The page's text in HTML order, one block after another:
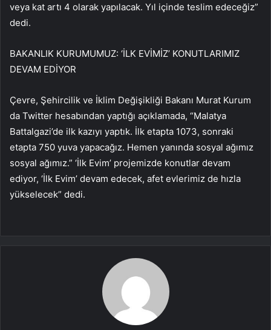
veya kat artı 4 olarak yapılacak. Yıl içinde teslim edeceğiz”
dedi.
BAKANLIK KURUMUMUZ: ‘İLK EVİMİZ’ KONUTLARIMIZ
DEVAM EDİYOR
Çevre, Şehircilik ve İklim Değişikliği Bakanı Murat Kurum
da Twitter hesabından yaptığı açıklamada, “Malatya
Battalgazi’de ilk kazıyı yaptık. İlk etapta 1073, sonraki
etapta 750 yuva yapacağız. Hemen yanında sosyal ağımız
sosyal ağımız.” ‘İlk Evim’ projemizde konutlar devam
ediyor, ‘İlk Evim’ devam edecek, afet evlerimiz de hızla
yükselecek” dedi.